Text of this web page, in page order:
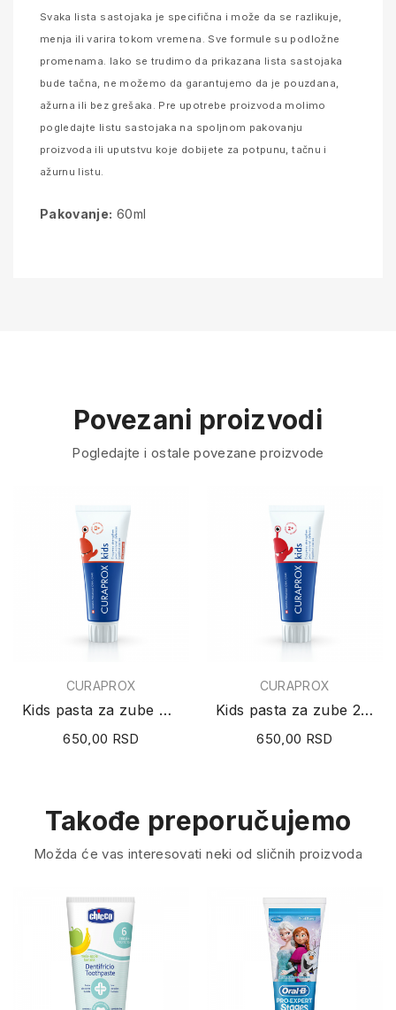
Svaka lista sastojaka je specifična i može da se razlikuje,
menja ili varira tokom vremena. Sve formule su podložne
promenama. Iako se trudimo da prikazana lista sastojaka
bude tačna, ne možemo da garantujemo da je pouzdana,
ažurna ili bez grešaka. Pre upotrebe proizvoda molimo
pogledajte listu sastojaka na spoljnom pakovanju
proizvoda ili uputstvu koje dobijete za potpunu, tačnu i
ažurnu listu.
Pakovanje: 60ml
Povezani proizvodi
Pogledajte i ostale povezane proizvode
CURAPROX
Kids pasta za zube 0+ (jagoda) 60ml
650,00 RSD
CURAPROX
Kids pasta za zube 2+ (jagoda) 60ml
650,00 RSD
Takođe preporučujemo
Možda će vas interesovati neki od sličnih proizvoda